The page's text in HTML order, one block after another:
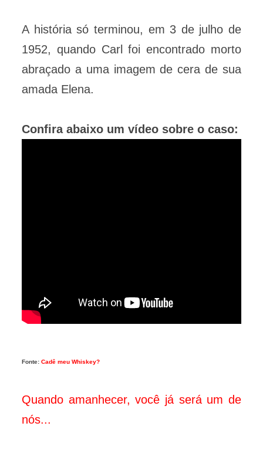
A história só terminou, em 3 de julho de
1952, quando Carl foi encontrado morto
abraçado a uma imagem de cera de sua
amada Elena.
Confira abaixo um vídeo sobre o caso:
Fonte: Cadê meu Whiskey?
Quando amanhecer, você já será um de
nós...